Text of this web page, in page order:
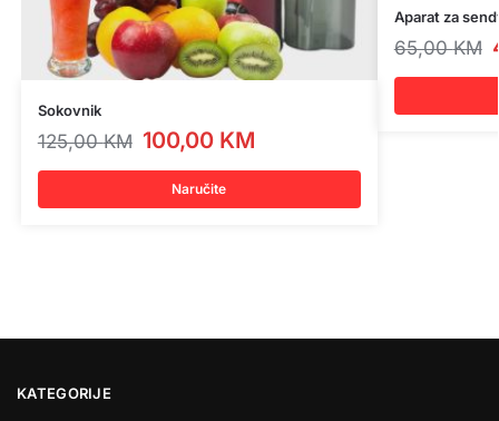
Sokovnik
125,00KM 100,00 KM
Naručite
Aparat za
65,00KM
KATEGORIJE